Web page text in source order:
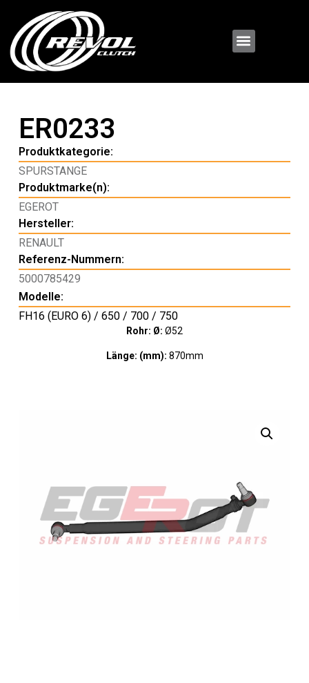
ER0233
Produktkategorie:
SPURSTANGE
Produktmarke(n):
EGEROT
Hersteller:
RENAULT
Referenz-Nummern:
5000785429
Modelle:
FH16 (EURO 6) / 650 / 700 / 750
Rohr: Ø: Ø52
Länge: (mm): 870mm